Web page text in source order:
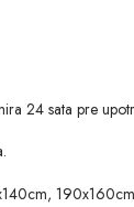
24 sata pre